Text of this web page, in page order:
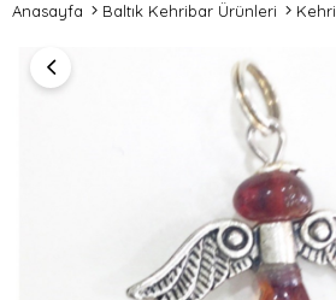
Anasayfa Baltık Kehribar Ürünleri